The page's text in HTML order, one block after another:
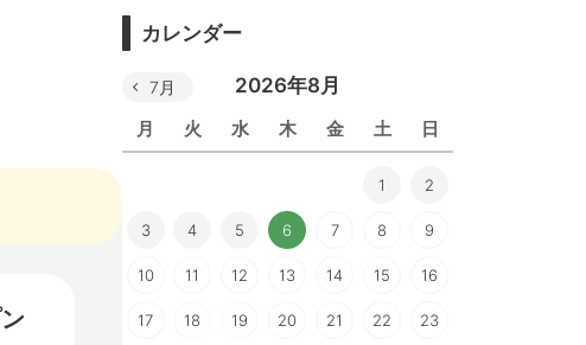
カレンダー
2026年8月
月 火 水 木 金 土 日
7月
1 2
3 4 5 6 7 8 9
10 11 12 13 14 15 16
17 18 19 20 21 22 23